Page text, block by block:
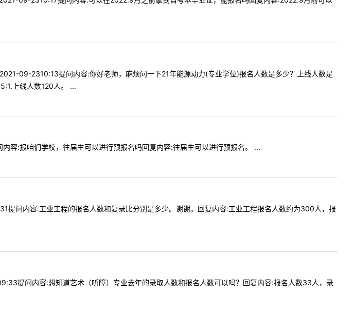
09-2310:13提问内容:你好老师，麻烦问一下21年能源动力(专业学位)报名人数是多少？上线人数是
上线人数120人。 ...
:报咱们学校，往届生可以进行预报名吗回复内容:往届生可以进行预报名。 ...
问内容:工业工程的报名人数和复录比分别是多少。谢谢。回复内容:工业工程报名人数约为300人，报
提问内容:想知道艺术（听障）专业去年的录取人数和报名人数可以吗？回复内容:报名人数33人，录